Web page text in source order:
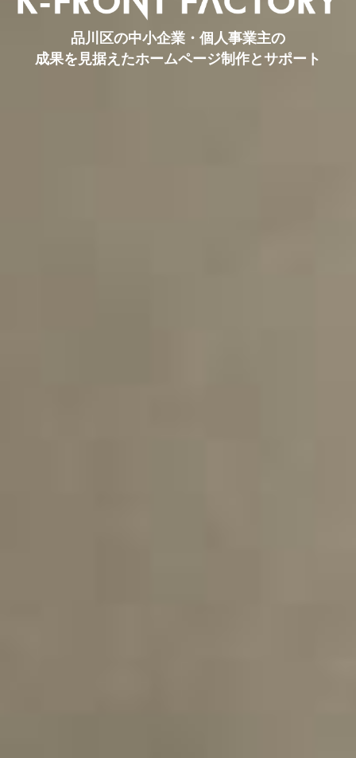
品川区の中小企業・個人事業主の
成果を見据えたホームページ制作とサポート